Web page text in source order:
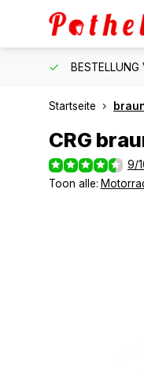
Startseite
CRG
9/
Toon alle: